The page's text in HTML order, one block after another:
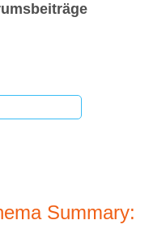
Summary: